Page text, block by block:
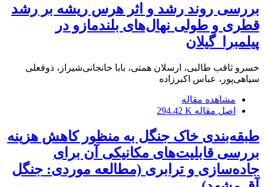
بررسی روند رشد و اثر هرس ریشه بر رشد
قطری و طولی نهال‌های بلندمازو در
پیلمبرا_گیلان
خسرو ثاقب طالبی، ارسلان همتی، بابا خانجانی‌شیراز، ذوقعلی
سیاهی‌پور، عباس اکبرزاده
مشاهده مقاله
اصل مقاله 294.42 K
طبقه‌بندی خاک جنگل به منظور کاهش هزینه‌
بررسی قابلیت‌های مکانیکی آن برای
جاده‌سازی و ترابری (مطالعه موردی: جنگل